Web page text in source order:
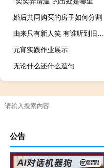
婚后共同购买的房子如何分割
由来只有新人笑 有谁听到旧人哭图片（由来只有新人笑 有谁听到旧人哭）
元宵实践作业展示
无论什么还什么造句
公告